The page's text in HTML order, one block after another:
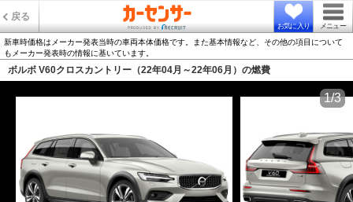
戻る
お気に入り メニュー
新車時価格はメーカー発表当時の車両本体価格です。また基本情報など、その他の項目について
もメーカー発表時の情報に基いています。
ボルボ V60クロスカントリー（22年04月～22年06月）の燃費
1/3